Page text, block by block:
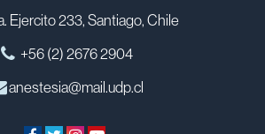
Ejercito 233, Santiago, Chile
+56 (2) 2676 2904
anestesia@mail.udp.cl